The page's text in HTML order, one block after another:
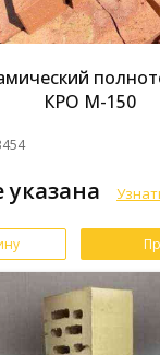
КРО М-150
указана